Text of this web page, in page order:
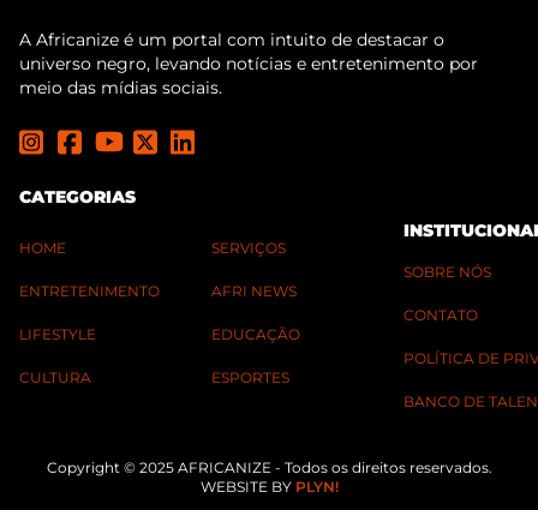
A Africanize é um portal com intuito de destacar o
universo negro, levando notícias e entretenimento por
meio das mídias sociais.
CATEGORIAS
HOME
ENTRETENIMENTO
LIFESTYLE
CULTURA
SERVIÇOS
AFRI NEWS
EDUCAÇÃO
ESPORTES
SOBRE NÓS
CONTATO
POLÍTICA DE
BANCO DE
Copyright © 2025 AFRICANIZE - Todos os direitos reservados.
WEBSITE BY PLYN!